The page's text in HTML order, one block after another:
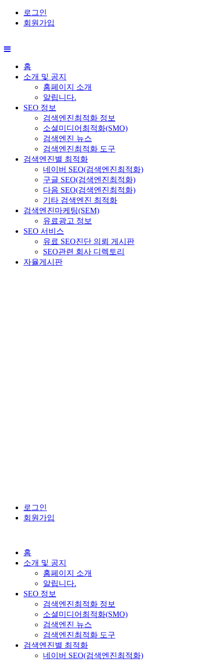
로그인
회원가입
홈
소개 및 공지
홈페이지 소개
알립니다.
SEO 정보
검색엔진최적화 정보
소셜미디어최적화(SMO)
검색엔진 뉴스
검색엔진최적화 도구
검색엔진별 최적화
네이버 SEO(검색엔진최적화)
구글 SEO(검색엔진최적화)
다음 SEO(검색엔진최적화)
기타 검색엔진 최적화
검색엔진마케팅(SEM)
유료광고 정보
SEO 서비스
유료 SEO진단 의뢰 게시판
SEO관련 회사 디렉토리
자율게시판
로그인
회원가입
홈
소개 및 공지
홈페이지 소개
알립니다.
SEO 정보
검색엔진최적화 정보
소셜미디어최적화(SMO)
검색엔진 뉴스
검색엔진최적화 도구
검색엔진별 최적화
네이버 SEO(검색엔진최적화)